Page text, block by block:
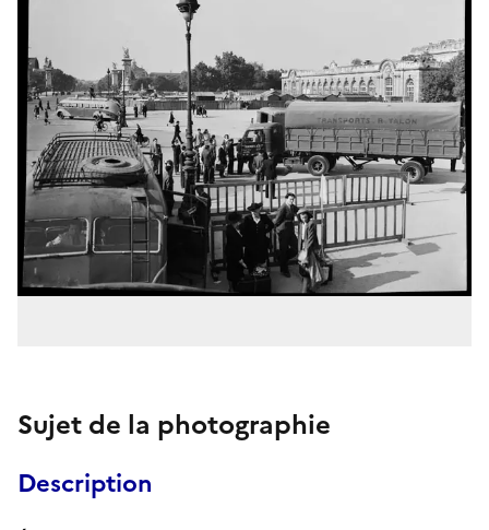
Sujet de la photographie
Description